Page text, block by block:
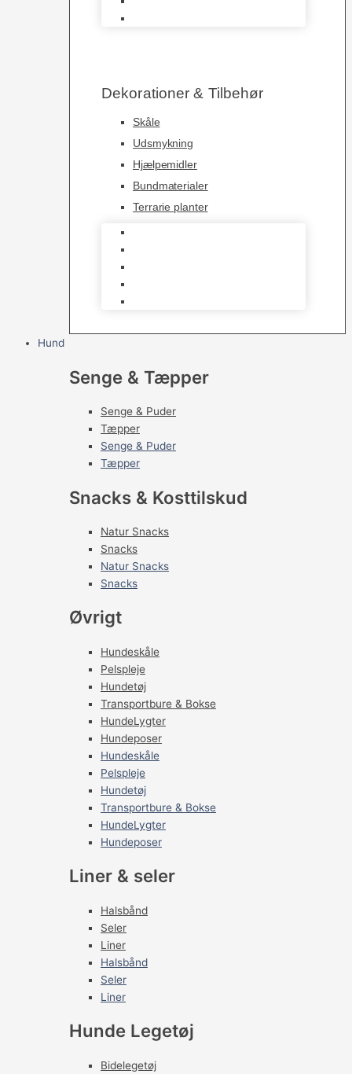
Dekorationer & Tilbehør
Skåle
Udsmykning
Hjælpemidler
Bundmaterialer
Terrarie planter
Hund
Senge & Tæpper
Senge & Puder
Tæpper
Senge & Puder
Tæpper
Snacks & Kosttilskud
Natur Snacks
Snacks
Natur Snacks
Snacks
Øvrigt
Hundeskåle
Pelspleje
Hundetøj
Transportbure & Bokse
HundeLygter
Hundeposer
Hundeskåle
Pelspleje
Hundetøj
Transportbure & Bokse
HundeLygter
Hundeposer
Liner & seler
Halsbånd
Seler
Liner
Halsbånd
Seler
Liner
Hunde Legetøj
Bidelegetøj